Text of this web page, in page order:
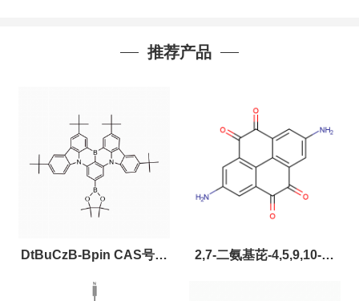
推荐产品
DtBuCzB-Bpin CAS号：
2643331-97-7
2,7-二氨基芘-4,5,9,10-四